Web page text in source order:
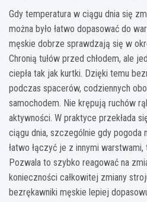
Gdy temperatura w ciągu dnia się
można było łatwo dopasować do
męskie dobrze sprawdzają się w
Chronią tułów przed chłodem, ale
ciepła tak jak kurtki. Dzięki temu
podczas spacerów, codziennych
samochodem. Nie krępują ruchów
aktywności. W praktyce przekłada
ciągu dnia, szczególnie gdy pogoda
łatwo łączyć je z innymi
Pozwala to szybko reagować na
konieczności całkowitej zmiany
bezrękawniki męskie lepiej